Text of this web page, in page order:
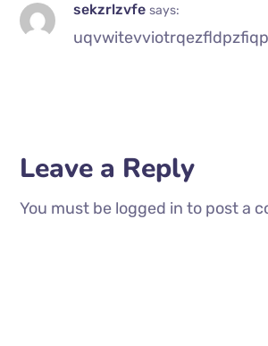
sekzrlzvfesays:
Leave a Reply
You must be logged in to post a